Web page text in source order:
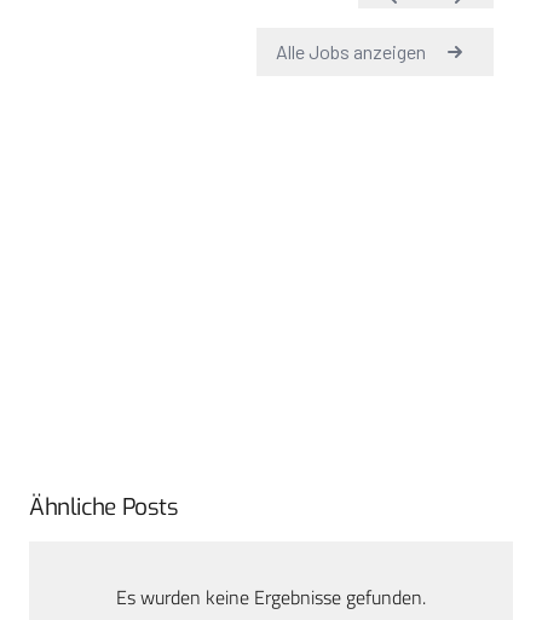
Ähnliche Posts
Es wurden keine Ergebnisse gefunden.